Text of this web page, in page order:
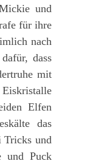
und
für ihre
nach
dass
mit
Elfen
das
Tricks und
und Puck